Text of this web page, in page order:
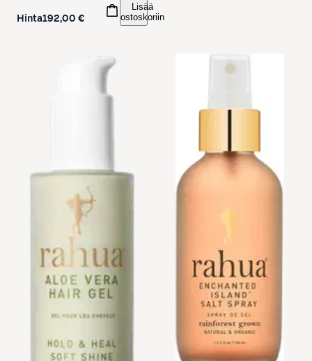
Hinta192,00 €
Lisää
ostoskoriin